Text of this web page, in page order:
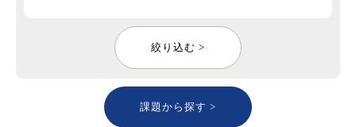
絞り込む >
課題から探す >